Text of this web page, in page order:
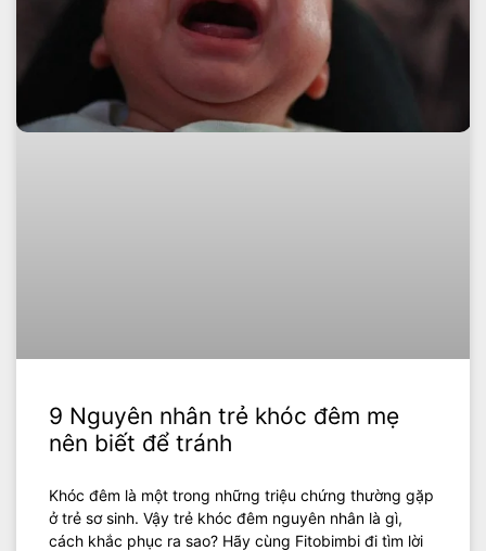
9 Nguyên nhân trẻ khóc đêm mẹ
nên biết để tránh
Khóc đêm là một trong những triệu chứng thường gặp
ở trẻ sơ sinh. Vậy trẻ khóc đêm nguyên nhân là gì,
cách khắc phục ra sao? Hãy cùng Fitobimbi đi tìm lời